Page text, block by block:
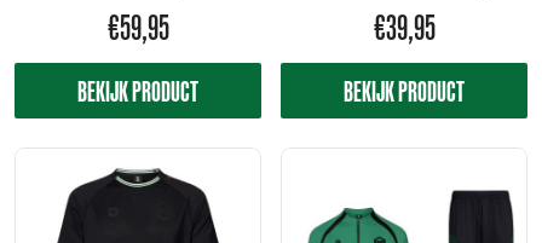
€59,95
BEKIJK PRODUCT
€39,95
BEKIJK PRODUCT